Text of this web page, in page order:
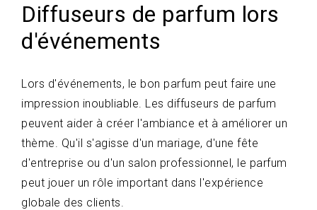
Diffuseurs de parfum lors
d'événements
Lors d'événements, le bon parfum peut faire une
impression inoubliable. Les diffuseurs de parfum
peuvent aider à créer l'ambiance et à améliorer un
thème. Qu'il s'agisse d'un mariage, d'une fête
d'entreprise ou d'un salon professionnel, le parfum
peut jouer un rôle important dans l'expérience
globale des clients.